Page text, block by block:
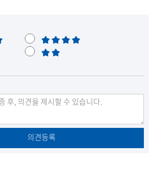
만
족
불
의견등록